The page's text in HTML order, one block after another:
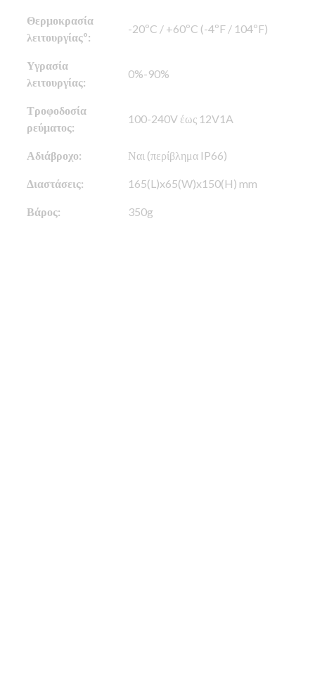
Θερμοκρασία
λειτουργίαςº:
-20ºC / +60ºC (-4ºF / 104ºF)
Υγρασία
λειτουργίας:
0%-90%
Τροφοδοσία
ρεύματος:
100-240V έως 12V1A
Αδιάβροχο: Ναι (περίβλημα IP66)
Διαστάσεις: 165(L)x65(W)x150(H) mm
Βάρος: 350g